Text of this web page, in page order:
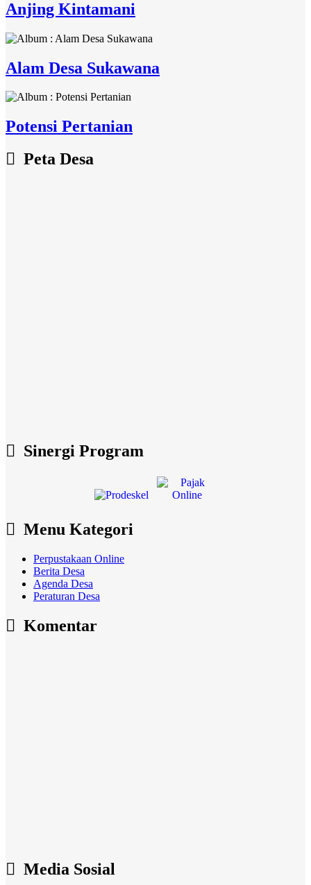
Anjing Kintamani
Alam Desa Sukawana
Potensi Pertanian
Peta Desa
Sinergi Program
Menu Kategori
Perpustakaan Online
Berita Desa
Agenda Desa
Peraturan Desa
Komentar
Media Sosial